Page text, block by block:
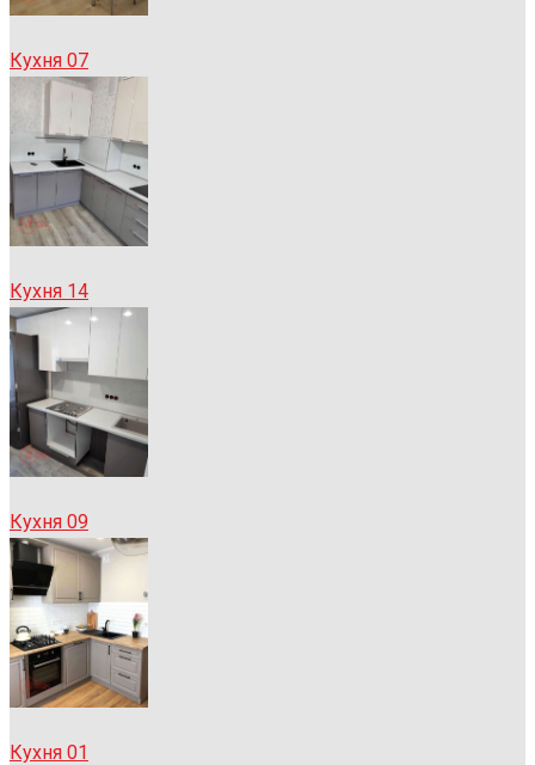
Кухня 07
Кухня 14
Кухня 09
Кухня 01